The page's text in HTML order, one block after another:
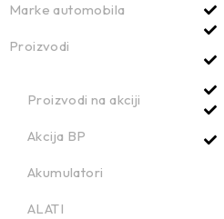
Marke automobila
Proizvodi
Proizvodi na akciji
Akcija BP
Akumulatori
ALATI